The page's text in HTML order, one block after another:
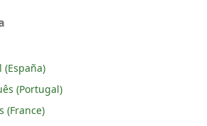
(España)
(Portugal)
(France)